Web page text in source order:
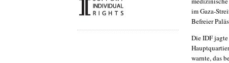
im Gaza-
Befreier
Die IDF
warnte, das